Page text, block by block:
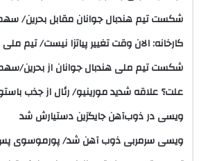
شکست تیم هندبال جوانان مقابل بحرین/
کارخانه: الان وقت تغییر پیاتزا نیست/ تیم ملی
شکست تیم ملی هندبال جوانان از بحرین/
علت؟ علاقه شدید مورینیو/ رئال از جذب
ویسی در ذوب‌آهن جایگزین دستیارش شد
ویسی سرمربی ذوب آهن شد/ پورموسوی پس از ۳ هفته